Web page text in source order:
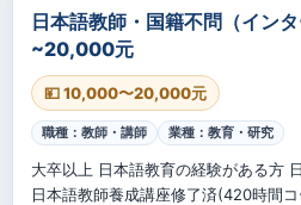
日本語教師・国籍不問（イン
~20,000元
💴 10,000〜20,000元
職種：教師・講師 業種：教育・研究
大卒以上 日本語教育の経験がある方
日本語教師養成講座修了済(420時間